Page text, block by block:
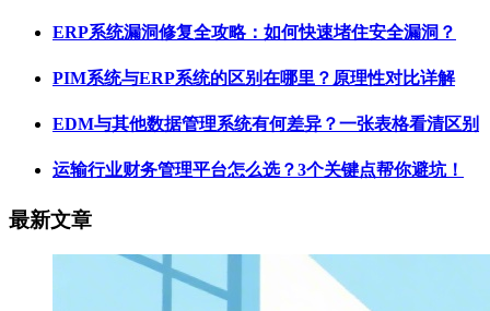
ERP系统漏洞修复全攻略：如何快速堵住安全漏洞？
PIM系统与ERP系统的区别在哪里？原理性对比详解
EDM与其他数据管理系统有何差异？一张表格看清区别
运输行业财务管理平台怎么选？3个关键点帮你避坑！
最新文章